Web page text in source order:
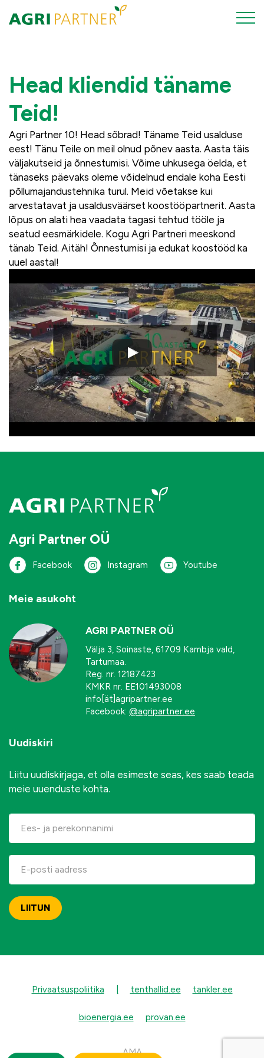
Head kliendid täname
Teid!
Agri Partner 10! Head sõbrad! Täname Teid usalduse
eest! Tänu Teile on meil olnud põnev aasta. Aasta täis
väljakutseid ja õnnestumisi. Võime uhkusega öelda, et
tänaseks päevaks oleme võidelnud endale koha Eesti
põllumajandustehnika turul. Meid võetakse kui
arvestatavat ja usaldusväärset koostööpartnerit. Aasta
lõpus on alati hea vaadata tagasi tehtud tööle ja
seatud eesmärkidele. Kogu Agri Partneri meeskond
tänab Teid. Aitäh! Õnnestumisi ja edukat koostööd ka
uuel aastal!
Agri Partner OÜ
Facebook Instagram Youtube
Meie asukoht
AGRI PARTNER OÜ
Välja 3, Soinaste, 61709 Kambja vald,
Tartumaa.
Reg. nr. 12187423
KMKR nr. EE101493008
info[ät]agripartner.ee
Facebook: @agripartner.ee
Uudiskiri
Liitu uudiskirjaga, et olla esimeste seas, kes saab teada
meie uuenduste kohta.
Privaatsuspoliitika tenthallid.ee tankler.ee
bioenergia.ee provan.ee
AMA